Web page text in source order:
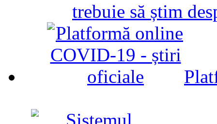
trebuie să știm